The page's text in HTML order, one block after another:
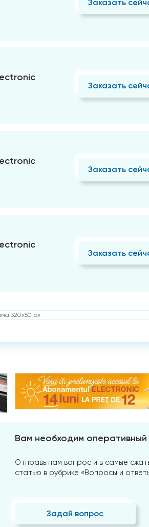
Заказать
Заказать
Заказать
Заказать
320x50 px
Вам необходим
Отправь нам вопрос и в самые
статью в рубрике «Вопросы и
Задай вопрос